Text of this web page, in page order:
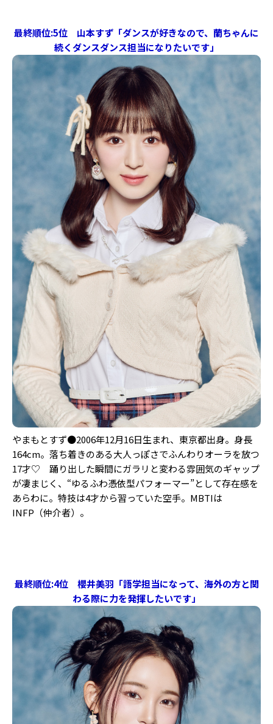
最終順位:5位 山本すず「ダンスが好きなので、蘭ちゃんに
続くダンスダンス担当になりたいです」
やまもとすず●2006年12月16日生まれ、東京都出身。身長
164cm。落ち着きのある大人っぽさでふんわりオーラを放つ
17才♡ 踊り出した瞬間にガラリと変わる雰囲気のギャップ
が凄まじく、“ゆるふわ憑依型パフォーマー”として存在感を
あらわに。特技は4才から習っていた空手。MBTIは
INFP（仲介者）。
最終順位:4位 櫻井美羽「語学担当になって、海外の方と関
わる際に力を発揮したいです」